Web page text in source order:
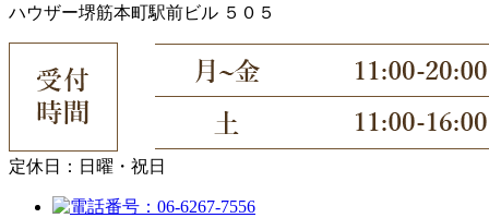
ハウザー堺筋本町駅前ビル ５０５
定休日：日曜・祝日